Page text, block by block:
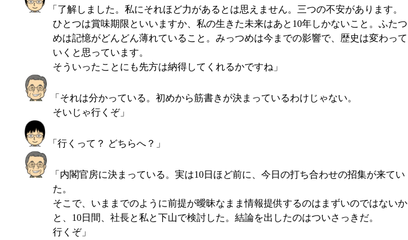
「了解しました。私にそれほど力があるとは思えません。三つの不安があります。
ひとつは賞味期限といいますか、私の生きた未来はあと10年しかないこと。ふたつ
めは記憶がどんどん薄れていること。みっつめは今までの影響で、歴史は変わって
いくと思っています。
そういったことにも先方は納得してくれるかですね」
「それは分かっている。初めから筋書きが決まっているわけじゃない。
そいじゃ行くぞ」
「行くって？ どちらへ？」
「内閣官房に決まっている。実は10日ほど前に、今日の打ち合わせの招集が来てい
た。
そこで、いままでのように前提が曖昧なまま情報提供するのはまずいのではないか
と、10日間、社長と私と下山で検討した。結論を出したのはついさっきだ。
行くぞ」